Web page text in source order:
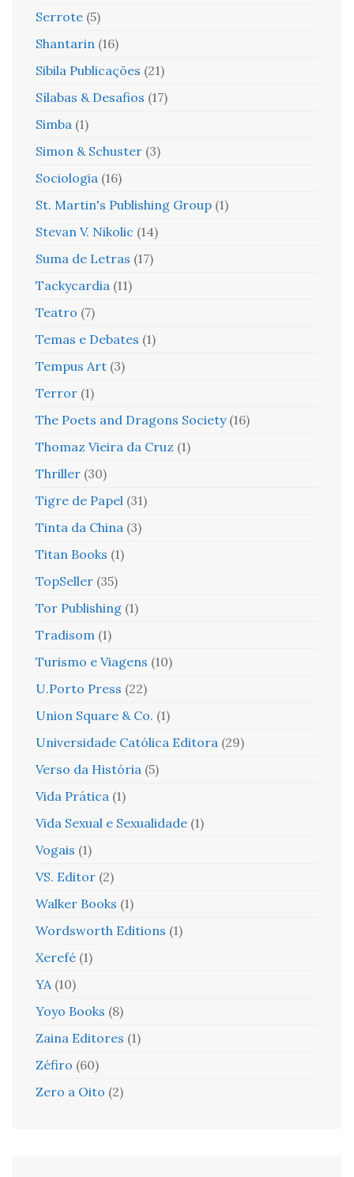
Serrote (5)
Shantarin (16)
Sibila Publicações (21)
Sílabas & Desafios (17)
Simba (1)
Simon & Schuster (3)
Sociologia (16)
St. Martin's Publishing Group (1)
Stevan V. Nikolic (14)
Suma de Letras (17)
Tackycardia (11)
Teatro (7)
Temas e Debates (1)
Tempus Art (3)
Terror (1)
The Poets and Dragons Society (16)
Thomaz Vieira da Cruz (1)
Thriller (30)
Tigre de Papel (31)
Tinta da China (3)
Titan Books (1)
TopSeller (35)
Tor Publishing (1)
Tradisom (1)
Turismo e Viagens (10)
U.Porto Press (22)
Union Square & Co. (1)
Universidade Católica Editora (29)
Verso da História (5)
Vida Prática (1)
Vida Sexual e Sexualidade (1)
Vogais (1)
VS. Editor (2)
Walker Books (1)
Wordsworth Editions (1)
Xerefé (1)
YA (10)
Yoyo Books (8)
Zaina Editores (1)
Zéfiro (60)
Zero a Oito (2)